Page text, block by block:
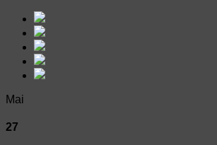
Mai
27